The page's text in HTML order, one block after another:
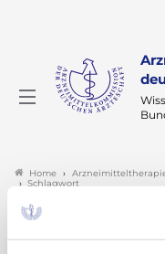
Home
Schlagwort